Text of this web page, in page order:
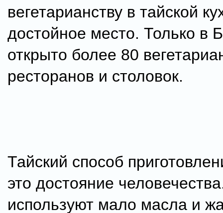
вегетарианству в тайской
достойное место. Только в
открыто более 80
ресторанов и столовок.
Тайский способ
это достояние
используют мало масла и